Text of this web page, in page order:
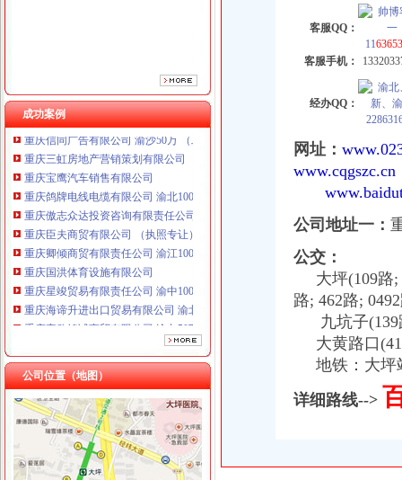
成功案例
重庆海谛升进出口贸易有限公司 渝北100万 （进出口权）
重庆奕欣锦诚商贸有限公司 渝九50万 （工商注册）
重庆信同广告有限公司 渝沙50万 （工商注册）
重庆三虹房地产营销策划有限公司
重庆宝鹰汽车销售有限公司
重庆鸽牌电线电缆有限公司 渝北10010万 (进出口权)
重庆傲志众达投资咨询有限责任公司 渝九1000万 （增资）
重庆臣夫商贸有限公司 （执照专让）
重庆卿倾商贸有限责任公司 渝江100万 （工商注册）
重庆国洪体育设施有限公司
重庆星竣贸易有限责任公司 渝中100万 （进出口权）
重庆海谛升进出口贸易有限公司 渝北100万 （进出口权）
重庆奕欣锦诚商贸有限公司 渝九50万 （工商注册）
重庆信同广告有限公司 渝沙50万 （工商注册）
重庆宝鹰汽车销售有限公司
公司位置（地图）
工商动态
客服QQ：
11
客服手机：
经办QQ：
网址：
www.cqgszc.cn
公司地址一：
公交：
大坪(109路;
路; 462路;
九坑子(139
大黄路口
地铁：大坪
详细路线-->